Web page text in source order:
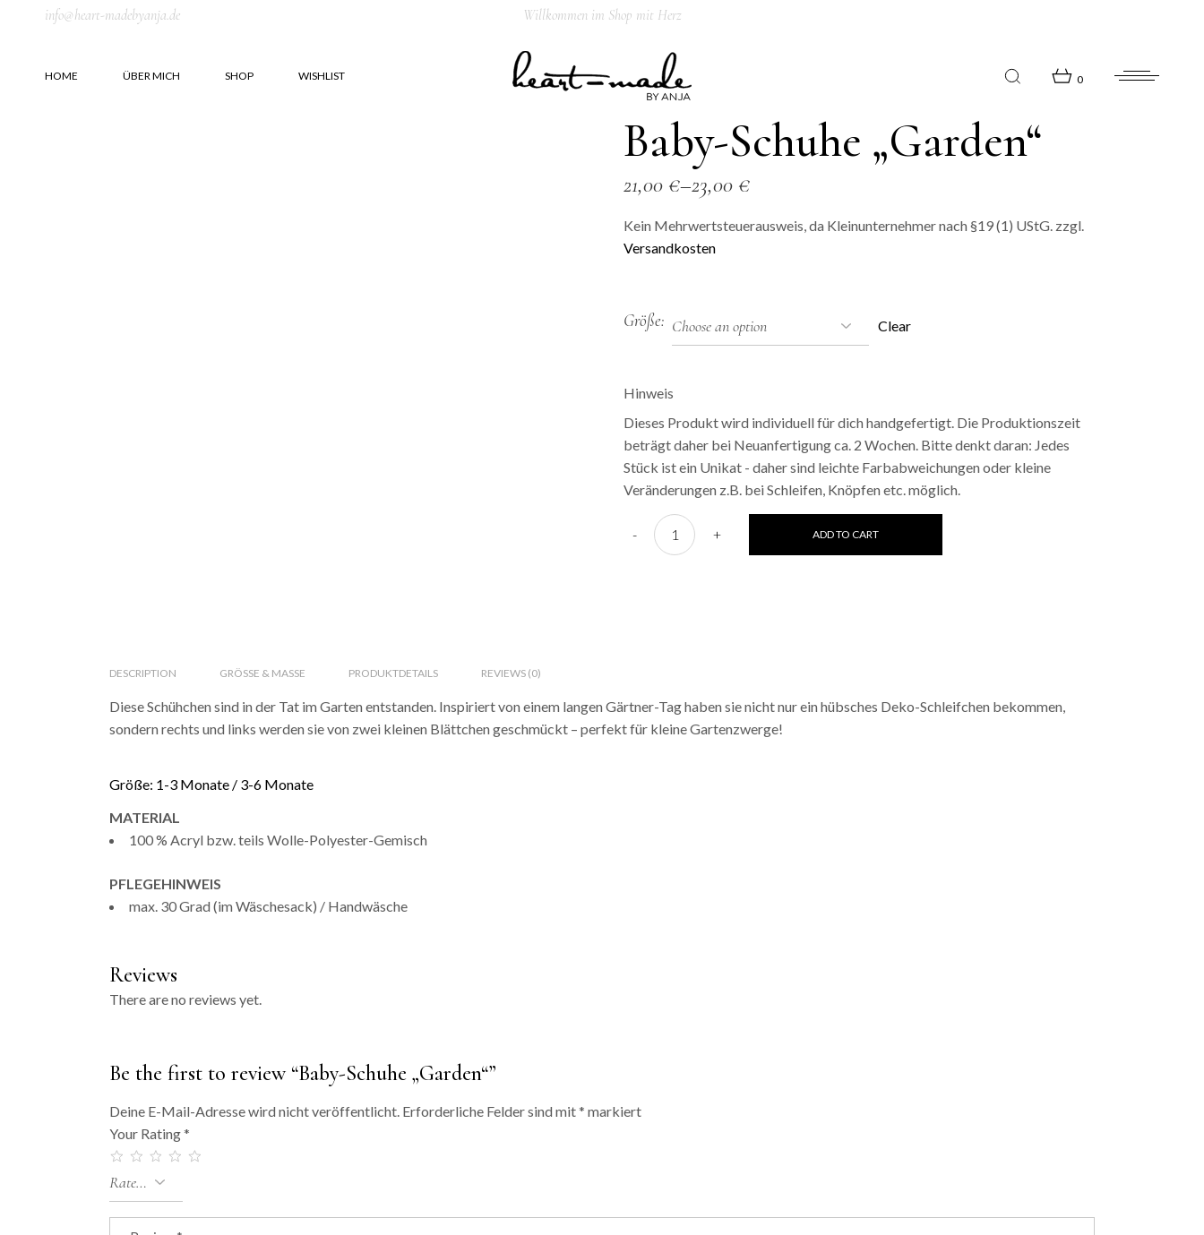
info@heart-madebyanja.de Willkommen im Shop mit Herz
HOME ÜBER MICH SHOP WISHLIST 0
Baby-Schuhe „Garden“
21,00 €–23,00 €
Kein Mehrwertsteuerausweis, da Kleinunternehmer nach §19 (1) UStG. zzgl.
Versandkosten
Größe Clear
Hinweis
Dieses Produkt wird individuell für dich handgefertigt. Die Produktionszeit
beträgt daher bei Neuanfertigung ca. 2 Wochen. Bitte denkt daran: Jedes
Stück ist ein Unikat - daher sind leichte Farbabweichungen oder kleine
Veränderungen z.B. bei Schleifen, Knöpfen etc. möglich.
Baby-Schuhe „Garden" quantity
-
+ ADD TO CART
DESCRIPTION GRÖSSE & MASSE PRODUKTDETAILS REVIEWS (0)
Diese Schühchen sind in der Tat im Garten entstanden. Inspiriert von einem langen Gärtner-Tag haben sie nicht nur ein hübsches Deko-Schleifchen bekommen,
sondern rechts und links werden sie von zwei kleinen Blättchen geschmückt – perfekt für kleine Gartenzwerge!
Größe: 1-3 Monate / 3-6 Monate
MATERIAL
100 % Acryl bzw. teils Wolle-Polyester-Gemisch
PFLEGEHINWEIS
max. 30 Grad (im Wäschesack) / Handwäsche
Reviews
There are no reviews yet.
Be the first to review “Baby-Schuhe „Garden“”
Deine E-Mail-Adresse wird nicht veröffentlicht. Erforderliche Felder sind mit* markiert
Your Rating*